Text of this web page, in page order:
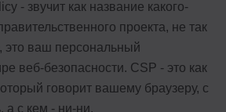
- звучит как название какого-
проекта, не так
это ваш персональный
веб-безопасности. CSP - это как
говорит вашему браузеру, с
а с кем - ни-ни.